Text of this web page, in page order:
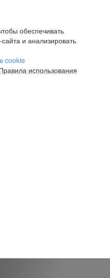
обеспечивать
и анализировать
cookie
использования